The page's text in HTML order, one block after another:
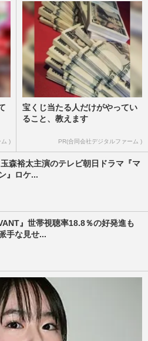
ム )
宝くじ当たる人だけがやってい
ること、教えます
PR(合同会社デジタルファーム )
森裕太主演のテレビ朝日ドラマ『マ
』ロケ...
』世帯視聴率18.8％の好発進も
手な見せ...